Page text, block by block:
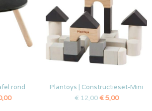
rond
Plantoys | Constructieset-Mini
€ 12,00 €5,00